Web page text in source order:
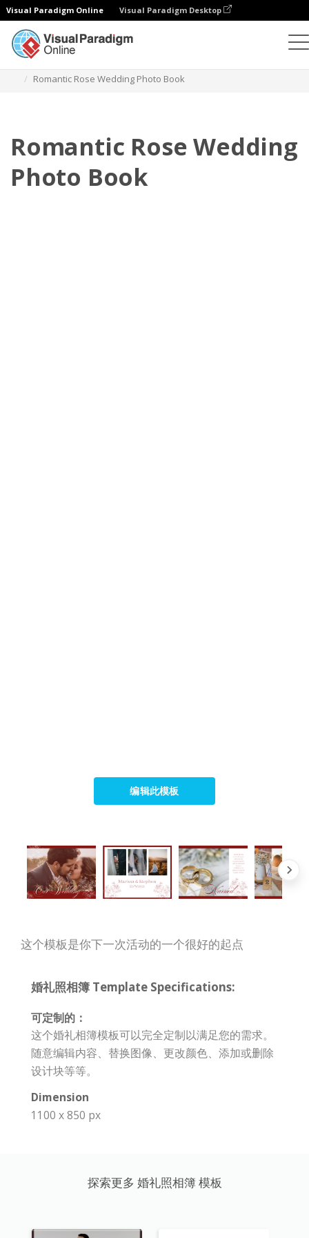
Visual Paradigm Online Visual Paradigm Desktop
Romantic Rose Wedding Photo Book
Romantic Rose Wedding
Photo Book
编辑此模板
这个模板是你下一次活动的一个很好的起点
婚礼照相簿 Template Specifications:
可定制的：
这个婚礼相簿模板可以完全定制以满足您的需求。
随意编辑内容、替换图像、更改颜色、添加或删除
设计块等等。
Dimension
1100 x 850 px
探索更多 婚礼照相簿 模板